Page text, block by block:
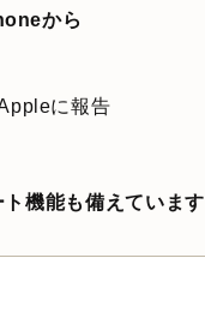
から
に報告
機能も備えています